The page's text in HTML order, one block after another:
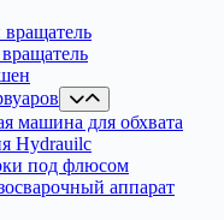
машина для обхвата
Hydrauilc
под флюсом
аппарат